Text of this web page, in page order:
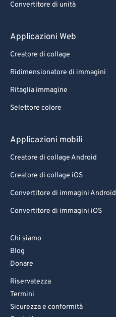
Convertitore di unità
Applicazioni Web
Creatore di collage
Ridimensionatore di immagini
Ritaglia immagine
Selettore colore
Applicazioni mobili
Creatore di collage Android
Creatore di collage iOS
Convertitore di immagini Android
Convertitore di immagini iOS
Chi siamo
Blog
Donare
Riservatezza
Termini
Sicurezza e conformità